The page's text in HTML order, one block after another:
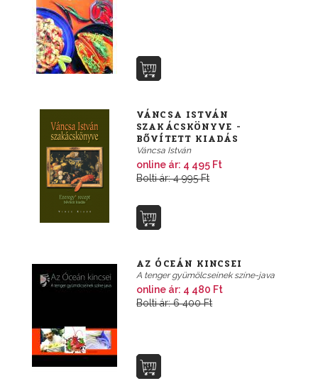
VÁNCSA ISTVÁN
SZAKÁCSKÖNYVE -
BŐVÍTETT KIADÁS
Váncsa István
online ár: 4 495 Ft
Bolti ár: 4 995 Ft
AZ ÓCEÁN KINCSEI
A tenger gyümölcseinek színe-java
online ár: 4 480 Ft
Bolti ár: 6 400 Ft